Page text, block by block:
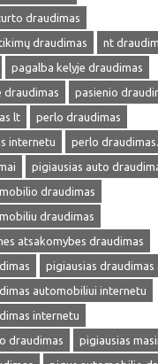
draudimas
draudimas
nt
pagalba kelyje draudimas
draudimas
pasienio
lt
perlo draudimas
internetu
perlo
pigiausias auto
draudimas
draudimas
atsakomybes draudimas
pigiausias
automobiliui internetu
internetu
draudimas
pigiausias